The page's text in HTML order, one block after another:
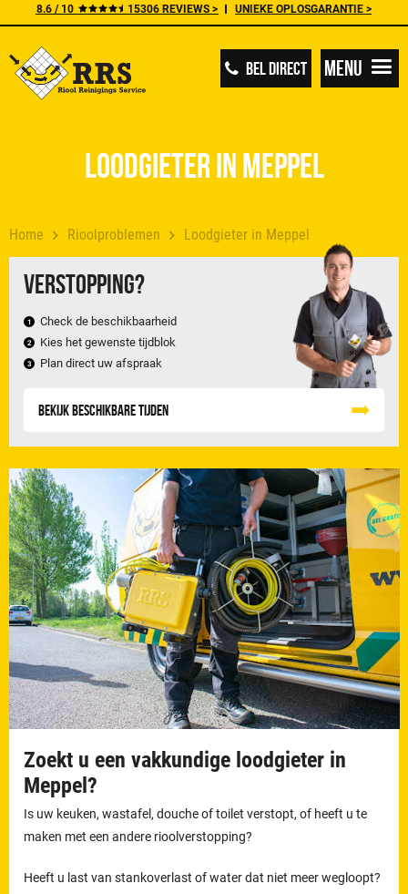
8.6 / 10 15306 REVIEWS > UNIEKE OPLOSGARANTIE >
BEL DIRECT Menu
Home Rioolproblemen Loodgieter in Meppel
Verstopping?
Check de beschikbaarheid
Kies het gewenste tijdblok
Plan direct uw afspraak
Bekijk beschikbare tijden
Loodgieter in Meppel
Zoekt u een vakkundige loodgieter in
Meppel?
Is uw keuken, wastafel, douche of toilet verstopt, of heeft u te
maken met een andere rioolverstopping?
Heeft u last van stankoverlast of water dat niet meer wegloopt?